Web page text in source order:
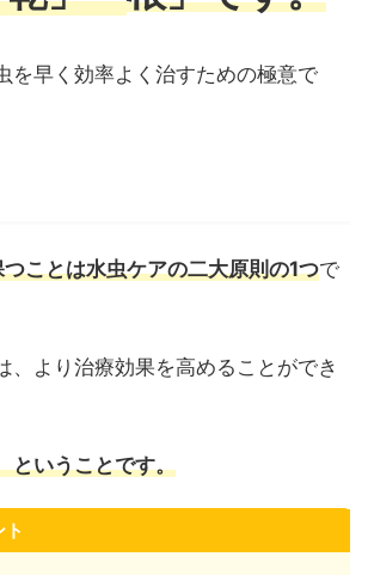
を早く効率よく治すための極意で
ことは水虫ケアの二大原則の1つで
、より治療効果を高めることができ
いうことです。
ト